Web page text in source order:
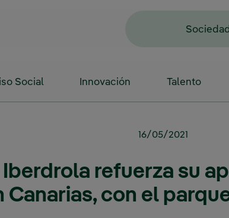
Social Innovación Talento
16/05/2021
Iberdrola refuerza su
Canarias, con el